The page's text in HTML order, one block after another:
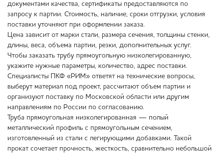
документами качества, сертификаты предоставляются по
запросу к партии. Стоимость, наличие, сроки отгрузки, условия
поставки уточняют при оформлении заказа.
Цена зависит от марки стали, размера сечения, толщины стенки,
длины, веса, объема партии, резки, дополнительных услуг.
Чтобы заказать трубу прямоугольную низколегированную,
укажите нужные параметры, количество, адрес поставки.
Специалисты ПКФ «РИМ» ответят на технические вопросы,
выберут материал под проект, рассчитают объем партии и
организуют поставку по Московской области или другим
направлениям по России по согласованию.
Труба прямоугольная низколегированная — полый
металлический профиль с прямоугольным сечением,
изготовленный из стали с легирующими добавками. Такой
прокат сочетает прочность, жесткость, сравнительно небольшой